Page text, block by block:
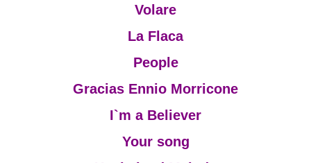
Volare
La Flaca
People
Gracias Ennio Morricone
I`m a Believer
Your song